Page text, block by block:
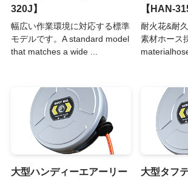
320J】
幅広い作業環境に対応する標準
モデルです。A standard model
that matches a wide ...
【HAN-
耐火花&耐
素材ホース
大型ハンディーエアーリー
大型タフ